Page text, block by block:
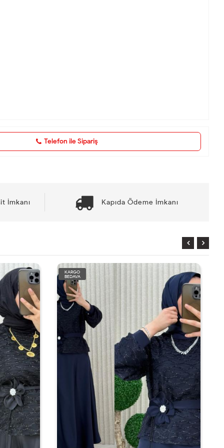
Telefon ile Sipariş
İmkanı Kapıda Ödeme İmkanı
KARGO
BEDAVA